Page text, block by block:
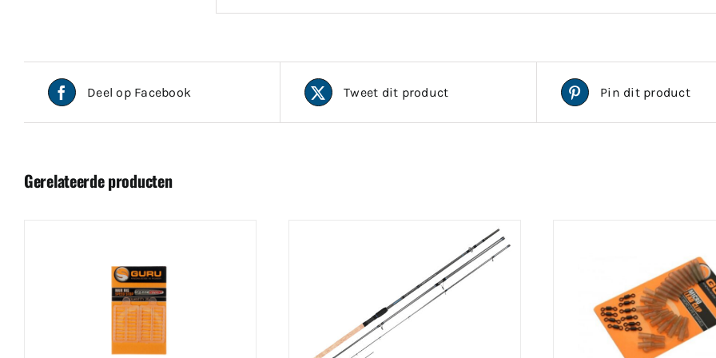
Deel op Facebook Tweet dit product Pin dit product
Gerelateerde producten